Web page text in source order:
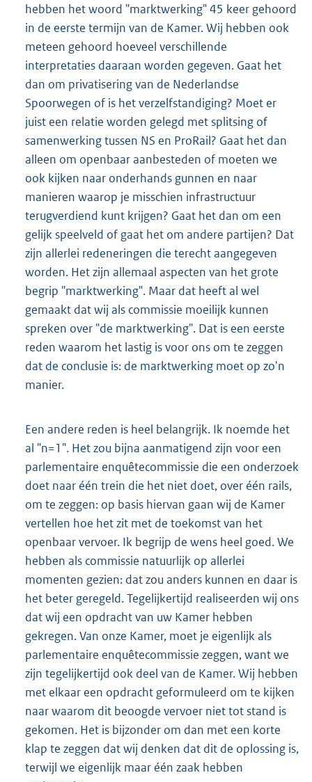
hebben het woord "marktwerking" 45 keer gehoord
in de eerste termijn van de Kamer. Wij hebben ook
meteen gehoord hoeveel verschillende
interpretaties daaraan worden gegeven. Gaat het
dan om privatisering van de Nederlandse
Spoorwegen of is het verzelfstandiging? Moet er
juist een relatie worden gelegd met splitsing of
samenwerking tussen NS en ProRail? Gaat het dan
alleen om openbaar aanbesteden of moeten we
ook kijken naar onderhands gunnen en naar
manieren waarop je misschien infrastructuur
terugverdiend kunt krijgen? Gaat het dan om een
gelijk speelveld of gaat het om andere partijen? Dat
zijn allerlei redeneringen die terecht aangegeven
worden. Het zijn allemaal aspecten van het grote
begrip "marktwerking". Maar dat heeft al wel
gemaakt dat wij als commissie moeilijk kunnen
spreken over "de marktwerking". Dat is een eerste
reden waarom het lastig is voor ons om te zeggen
dat de conclusie is: de marktwerking moet op zo'n
manier.
Een andere reden is heel belangrijk. Ik noemde het
al "n=1". Het zou bijna aanmatigend zijn voor een
parlementaire enquêtecommissie die een onderzoek
doet naar één trein die het niet doet, over één rails,
om te zeggen: op basis hiervan gaan wij de Kamer
vertellen hoe het zit met de toekomst van het
openbaar vervoer. Ik begrijp de wens heel goed. We
hebben als commissie natuurlijk op allerlei
momenten gezien: dat zou anders kunnen en daar is
het beter geregeld. Tegelijkertijd realiseerden wij ons
dat wij een opdracht van uw Kamer hebben
gekregen. Van onze Kamer, moet je eigenlijk als
parlementaire enquêtecommissie zeggen, want we
zijn tegelijkertijd ook deel van de Kamer. Wij hebben
met elkaar een opdracht geformuleerd om te kijken
naar waarom dit beoogde vervoer niet tot stand is
gekomen. Het is bijzonder om dan met een korte
klap te zeggen dat wij denken dat dit de oplossing is,
terwijl we eigenlijk maar één zaak hebben